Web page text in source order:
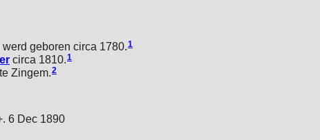
werd geboren circa 1780.1
circa 1810.1
Zingem.2
6 Dec 1890